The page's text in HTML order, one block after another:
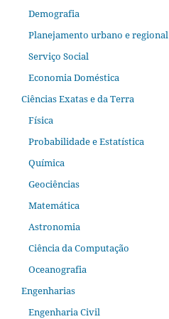
Demografia
Planejamento urbano e regional
Serviço Social
Economia Doméstica
Ciências Exatas e da Terra
Física
Probabilidade e Estatística
Química
Geociências
Matemática
Astronomia
Ciência da Computação
Oceanografia
Engenharias
Engenharia Civil